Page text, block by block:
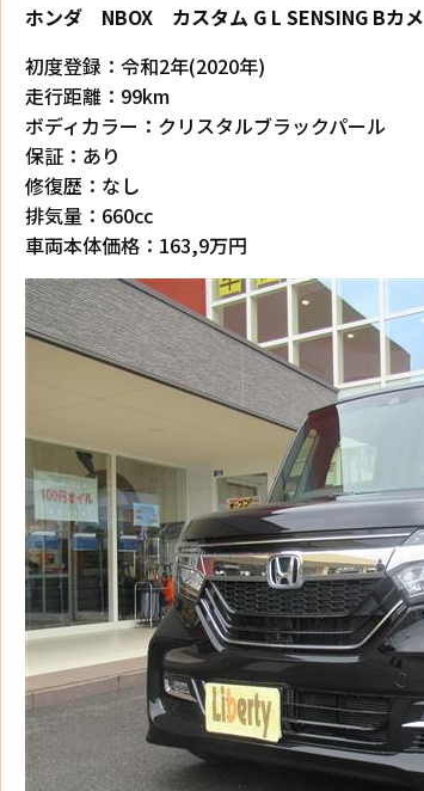
ホンダ NBOX カスタム G L SENSING Bカメ
初度登録：令和2年(2020年)
走行距離：99km
ボディカラー：クリスタルブラックパール
保証：あり
修復歴：なし
排気量：660cc
車両本体価格：163,9万円